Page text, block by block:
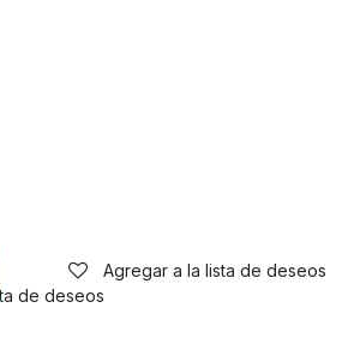
de deseos
Agregar a la lista de deseos